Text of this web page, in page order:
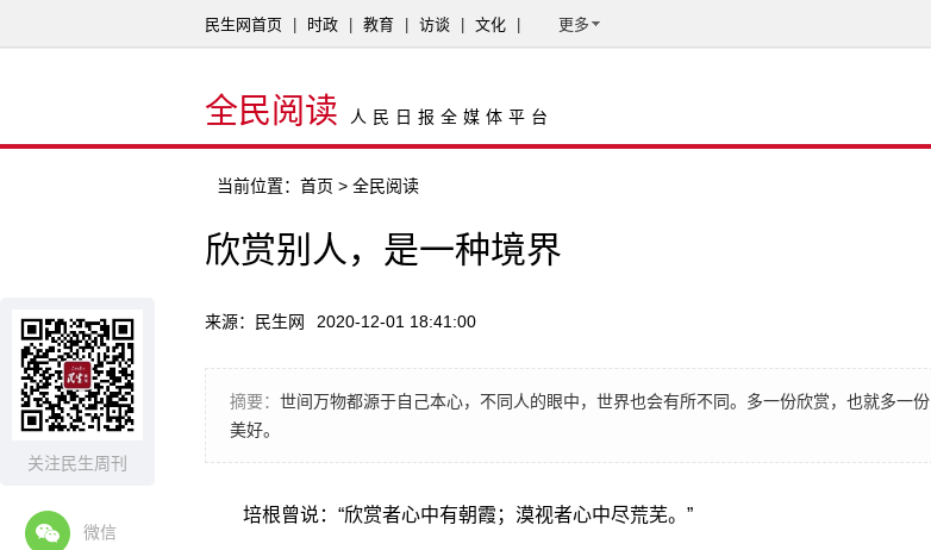
关注民生周刊
微信
民生网首页 时政 教育 访谈 文化 更多
全民阅读 人民日报全媒体平台
当前位置： 首页 > 全民阅读
欣赏别人，是一种境界
来源：民生网 2020-12-01 18:41:00
摘要： 世间万物都源于自己本心，不同人的眼中，世界也会有所不同。多一份欣赏，也就多一份
美好。
培根曾说：“欣赏者心中有朝霞；漠视者心中尽荒芜。”